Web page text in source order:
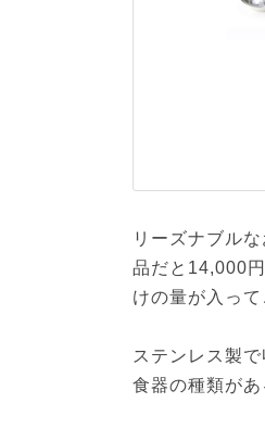
リーズナブル
品だと14,000
けの量が入っ
ステンレス製
食器の種類があ